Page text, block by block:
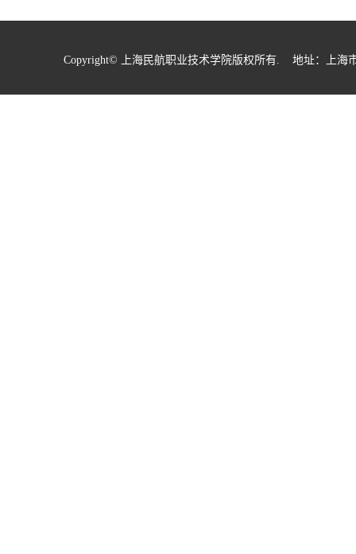
Copyright© 上海民航职业技术学院版权所有. 地址：上海